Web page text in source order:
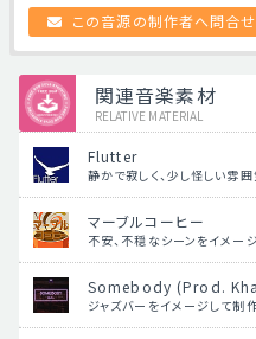
この音源の制作者へ問合
関連音楽素材
RELATIVE MATERIAL
Flutter
静かで寂しく、少し怪しい雰
マーブルコーヒー
不安、不穏なシーンをイメー
Somebody (Prod.
ジャズバーをイメージして